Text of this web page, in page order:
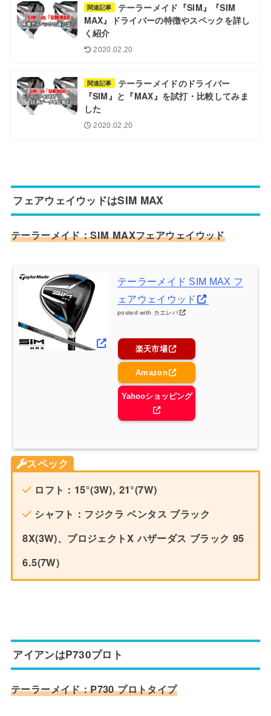
関連記事
テーラーメイド『SIM』『SIM
MAX』ドライバーの特徴やスペックを詳し
く紹介
2020.02.20
関連記事
テーラーメイドのドライバー
『SIM』と『MAX』を試打・比較してみま
した
2020.02.20
フェアウェイウッドはSIM MAX
テーラーメイド：SIM MAXフェアウェイウッド
テーラーメイド SIM MAX フ
ェアウェイウッド
posted with カエレバ
楽天市場
Amazon
Yahooショッピング
スペック
ロフト：15°(3W), 21°(7W)
シャフト：フジクラ ベンタス ブラック
8X(3W)、プロジェクトX ハザーダス ブラック 95
6.5(7W)
アイアンはP730プロト
テーラーメイド：P730 プロトタイプ